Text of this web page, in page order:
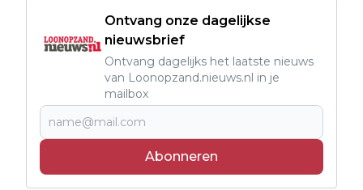
Ontvang onze dagelijkse
nieuwsbrief
Ontvang dagelijks het laatste nieuws
van Loonopzand.nieuws.nl in je
mailbox
Abonneren